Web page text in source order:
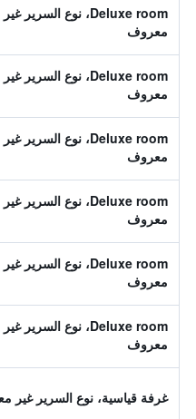
Deluxe room، نوع السرير غير
معروف
Deluxe room، نوع السرير غير
معروف
Deluxe room، نوع السرير غير
معروف
Deluxe room، نوع السرير غير
معروف
Deluxe room، نوع السرير غير
معروف
Deluxe room، نوع السرير غير
معروف
غرفة قياسية، نوع السرير غير